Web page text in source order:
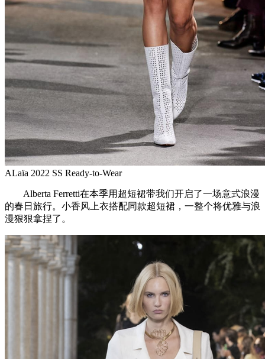
ALaïa 2022 SS Ready-to-Wear
Alberta Ferretti在本季用超短裙带我们开启了一场意式浪漫
的春日旅行。小香风上衣搭配同款超短裙，一整个将优雅与浪
漫狠狠拿捏了。